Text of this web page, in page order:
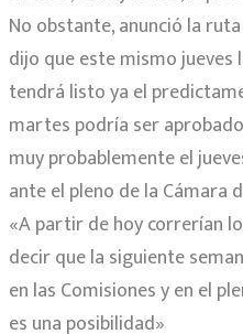
No obstante, anunció la
dijo que este mismo jueves
tendrá listo ya el
martes podría ser
muy probablemente el
ante el pleno de la Cámara
«A partir de hoy correrían
decir que la siguiente
en las Comisiones y en el
es una posibilidad»